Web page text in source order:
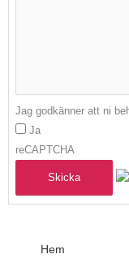
Jag godkänner att ni
Ja
reCAPTCHA
Hem